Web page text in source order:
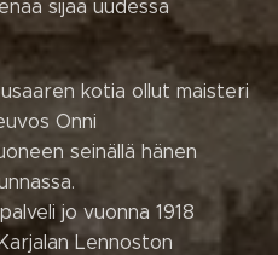
sijaa uudessa
kotia ollut maisteri
Onni
seinällä hänen
jo vuonna 1918
Lennoston